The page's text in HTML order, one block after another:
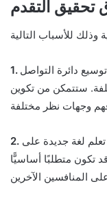
تحقيق التقدم
دائرة التواصل
ستتمكن من تكوين
لغة جديدة على
متطلبًا أساسيًّا